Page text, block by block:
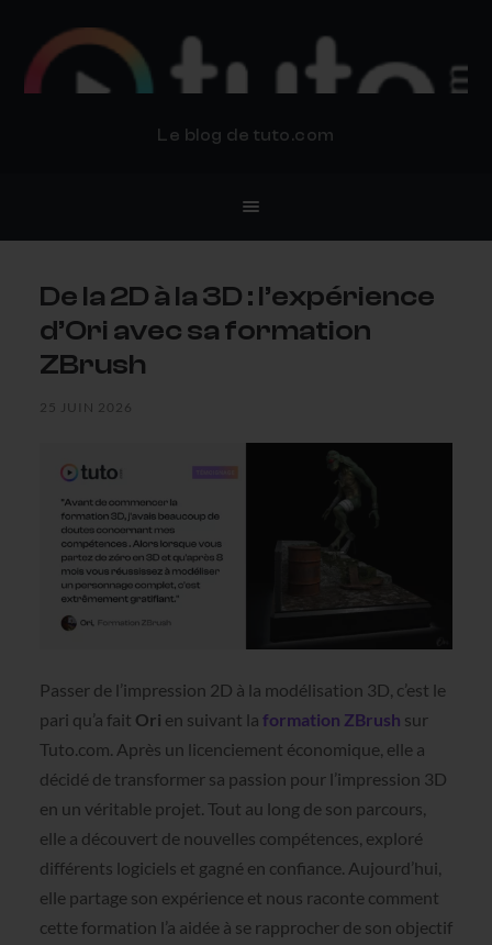
Le blog de tuto.com
De la 2D à la 3D : l’expérience
d’Ori avec sa formation
ZBrush
25 JUIN 2026
Passer de l’impression 2D à la modélisation 3D, c’est le
pari qu’a fait Ori en suivant la formation ZBrush sur
Tuto.com. Après un licenciement économique, elle a
décidé de transformer sa passion pour l’impression 3D
en un véritable projet. Tout au long de son parcours,
elle a découvert de nouvelles compétences, exploré
différents logiciels et gagné en confiance. Aujourd’hui,
elle partage son expérience et nous raconte comment
cette formation l’a aidée à se rapprocher de son objectif